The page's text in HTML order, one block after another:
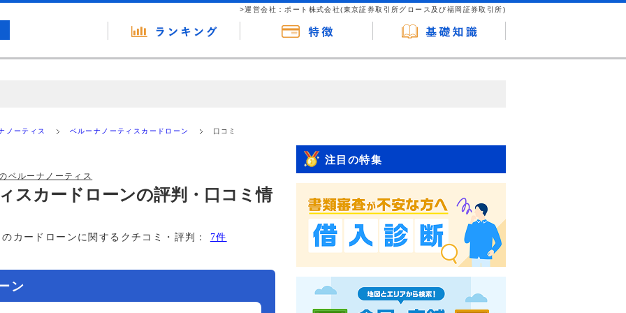
>運営会社：ポート株式会社(東京証券取引所グロース及び福岡証券取引所)
供を行っています。
ノーティス ベルーナノーティスカードローン 口コミ
ベルーナノーティス
スカードローンの評判・口コミ情
のカードローンに関するクチコミ・評判： 7件
ン
注目の特集